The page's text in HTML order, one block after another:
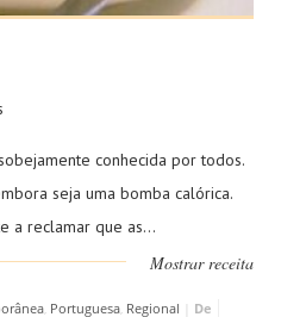
conhecida por todos.
seja uma bomba calórica.
a reclamar que as...
Mostrar receita
, Portuguesa, Regional
De